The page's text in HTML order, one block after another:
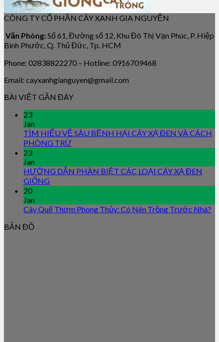
CÔNG TY CỔ PHẦN CÂY XANH GIA NGUYỄN
Văn Phòng: Số 61, Đường số 12, Khu Đô Thị Vạn Phúc, P. Hiệp
Bình Phước, Q. Thủ Đức, Tp. HCM
Phone: 02838822270 – Hotline: 0916709468
Email: cayxanhgianguyen@gmail.com
BÀI VIẾT GẦN ĐÂY
23
Jan
TÌM HIỂU VỀ SÂU BỆNH HẠI CÂY XẠ ĐEN VÀ CÁCH
PHÒNG TRỪ
23
Jan
HƯỚNG DẪN PHÂN BIỆT CÁC LOẠI CÂY XẠ ĐEN
GIỐNG
20
Jan
Cây Quế Thơm Phong Thủy: Có Nên Trồng Trước Nhà?
BẢN ĐỒ